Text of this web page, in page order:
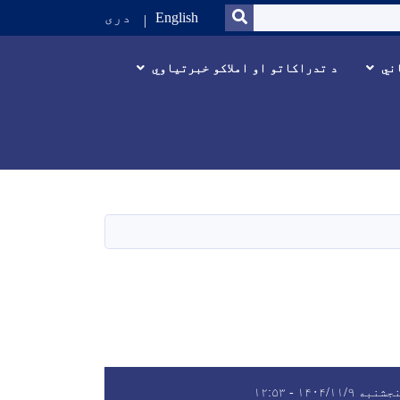
SEARCH
English دری
د تدراکاتو او املاکو خبرتیاوي
۱۴۰۴/۱۱/۹ - ۱۲:۵۳